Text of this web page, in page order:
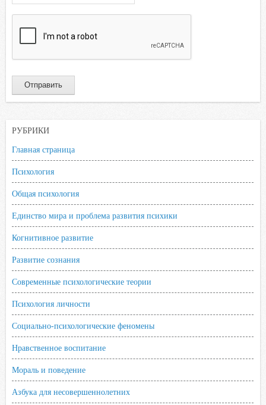
РУБРИКИ
Главная страница
Психология
Общая психология
Единство мира и проблема развития психики
Когнитивное развитие
Развитие сознания
Современные психологические теории
Психология личности
Социально-психологические феномены
Нравственное воспитание
Мораль и поведение
Азбука для несовершеннолетних